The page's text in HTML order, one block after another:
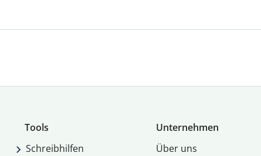
Tools
Schreibhilfen
Unternehmen
Über uns